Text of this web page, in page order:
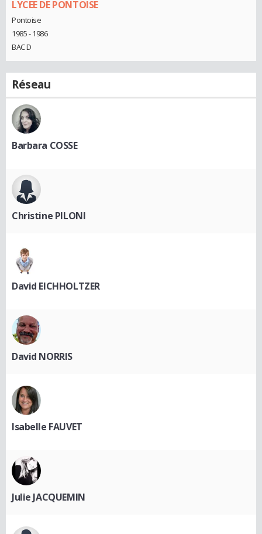
LYCEE DE PONTOISE
Pontoise
1985 - 1986
BAC D
Réseau
Barbara COSSE
Christine PILONI
David EICHHOLTZER
David NORRIS
Isabelle FAUVET
Julie JACQUEMIN